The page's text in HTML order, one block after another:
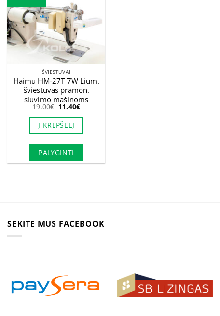
ŠVIESTUVAI
Haimu HM-27T 7W Lium.
šviestuvas pramon.
siuvimo mašinoms
19.00€ Original
price
was:
19.00€.
11.40€Current
price
is:
Į KREPŠELĮ
PALYGINTI
SEKITE MUS FACEBOOK